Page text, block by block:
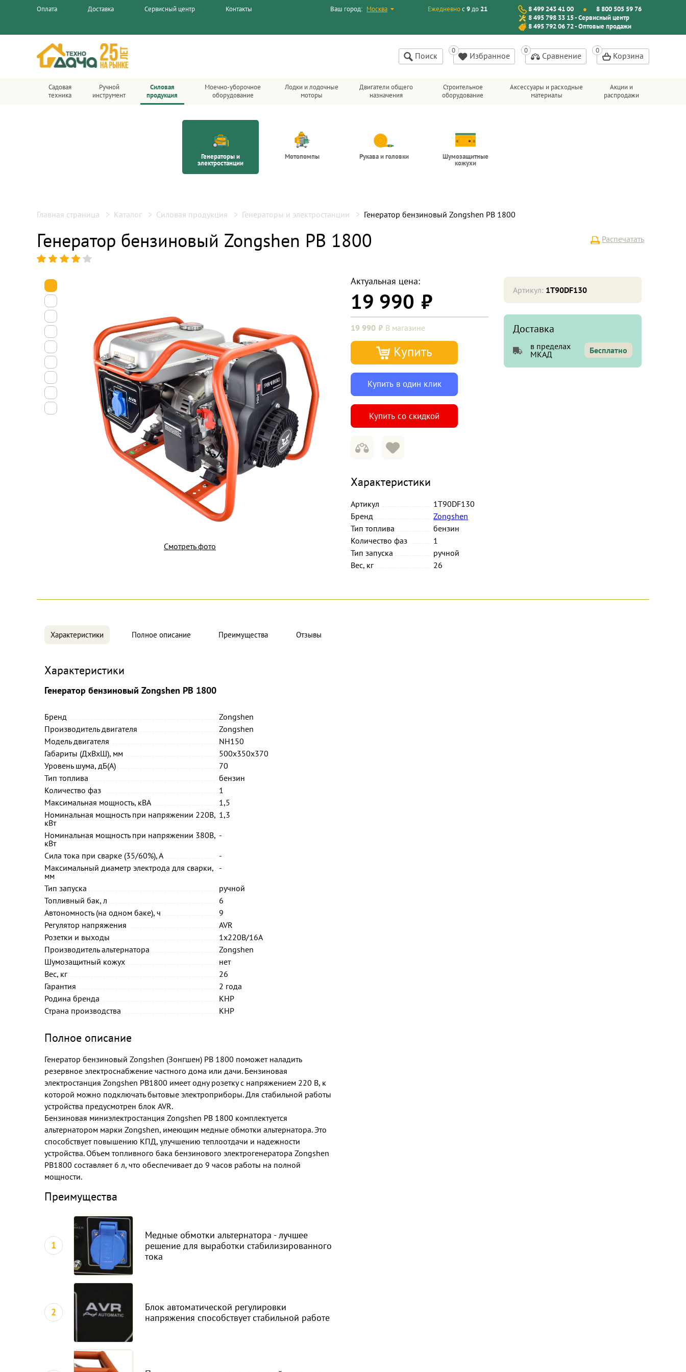
Оплата Доставка Сервисный центр Контакты Ваш город: Москва Ежедневнос9до 21 8 499 243 41 00
8 800 505 59 76
8 495 798 33 15 - Сервисный центр
8 495 792 06 72 - Оптовые продажи
Поиск Избранное Сравнение Корзина
Садовая
техника
Ручной
инструмент
Силовая
продукция
Моечно-уборочное
оборудование
Лодки и лодочные
моторы
Двигатели общего
назначения
Строительное
оборудование
Аксессуары и расходные
материалы
Акции и
распродажи
Генераторы и
электростанции
Мотопомпы Рукава и головки Шумозащитные
кожухи
Главная страница Каталог Силовая продукция Генераторы и электростанции Генератор бензиновый Zongshen PB 1800
Генератор бензиновый Zongshen PB 1800 Распечатать
Смотреть фото
Актуальная цена:
19 990
19 990 В магазине
Купить
Купить в один клик
Купить со скидкой
Характеристики
Артикул
1T90DF130
Бренд
Zongshen
Тип топлива
бензин
Количество фаз
1
Тип запуска
ручной
Вес, кг
26
Артикул: 1T90DF130
Доставка
в пределах
МКАД
Бесплатно
Характеристики Полное описание Преимущества Отзывы
Характеристики
Генератор бензиновый Zongshen PB 1800
Бренд
Zongshen
Производитель двигателя
Zongshen
Модель двигателя
NH150
Габариты (ДхВхШ), мм
500х350х370
Уровень шума, дБ(А)
70
Тип топлива
бензин
Количество фаз
1
Максимальная мощность, кВА
1,5
Номинальная мощность при напряжении 220В,
кВт
1,3
Номинальная мощность при напряжении 380В,
кВт
-
Сила тока при сварке (35/60%), А
-
Максимальный диаметр электрода для сварки,
мм
-
Тип запуска
ручной
Топливный бак, л
6
Автономность (на одном баке), ч
9
Регулятор напряжения
AVR
Розетки и выходы
1х220В/16А
Производитель альтернатора
Zongshen
Шумозащитный кожух
нет
Вес, кг
26
Гарантия
2 года
Родина бренда
КНР
Страна производства
КНР
Полное описание
Генератор бензиновый Zongshen (Зонгшен) PB 1800 поможет наладить
резервное электроснабжение частного дома или дачи. Бензиновая
электростанция Zongshen PB1800 имеет одну розетку с напряжением 220 В, к
которой можно подключать бытовые электроприборы. Для стабильной работы
устройства предусмотрен блок AVR.
Бензиновая миниэлектростанция Zongshen PB 1800 комплектуется
альтернатором марки Zongshen, имеющим медные обмотки альтернатора. Это
способствует повышению КПД, улучшению теплоотдачи и надежности
устройства. Объем топливного бака бензинового электрогенератора Zongshen
PB1800 составляет 6 л, что обеспечивает до 9 часов работы на полной
мощности.
Преимущества
1
Медные обмотки альтернатора - лучшее
решение для выработки стабилизированного
тока
2
Блок автоматической регулировки
напряжения способствует стабильной работе